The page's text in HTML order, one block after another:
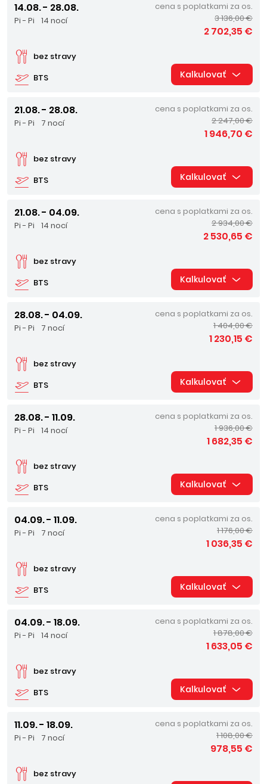
14.08. - 28.08.
Pi - Pi 14 nocí
BTS
bez stravy
cena s poplatkami za os.
3 136,00 €
2 702,35 €
Kalkulovať
21.08. - 28.08.
Pi - Pi 7 nocí
BTS
bez stravy
cena s poplatkami za os.
2 247,00 €
1 946,70 €
Kalkulovať
21.08. - 04.09.
Pi - Pi 14 nocí
BTS
bez stravy
cena s poplatkami za os.
2 934,00 €
2 530,65 €
Kalkulovať
28.08. - 04.09.
Pi - Pi 7 nocí
BTS
bez stravy
cena s poplatkami za os.
1 404,00 €
1 230,15 €
Kalkulovať
28.08. - 11.09.
Pi - Pi 14 nocí
BTS
bez stravy
cena s poplatkami za os.
1 936,00 €
1 682,35 €
Kalkulovať
04.09. - 11.09.
Pi - Pi 7 nocí
BTS
bez stravy
cena s poplatkami za os.
1 176,00 €
1 036,35 €
Kalkulovať
04.09. - 18.09.
Pi - Pi 14 nocí
BTS
bez stravy
cena s poplatkami za os.
1 878,00 €
1 633,05 €
Kalkulovať
11.09. - 18.09.
Pi - Pi 7 nocí
bez stravy
cena s poplatkami za os.
1 108,00 €
978,55 €